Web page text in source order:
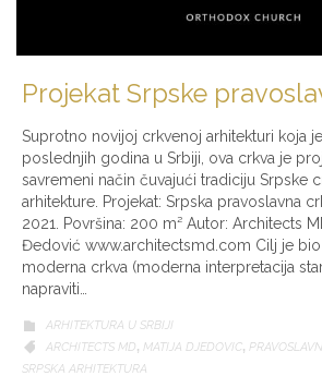
Projekat Srpske
Suprotno novijoj crkvenoj arhitekturi koja
poslednjih godina u Srbiji, ova crkva je
savremeni način čuvajući tradiciju Srpske
arhitekture. Projekat: Srpska pravoslavna
2021. Površina: 200 m² Autor: Architects
Đedović www.architectsmd.com Cilj je bio
moderna crkva (moderna interpretacija
napraviti…
 CATEGORY
ARHITEKTURA U SRBIJI

CATEGORY
ARCHITECTS MD, MATIJA DJEDOVIC,
SRPSKA ARHITEKTURA